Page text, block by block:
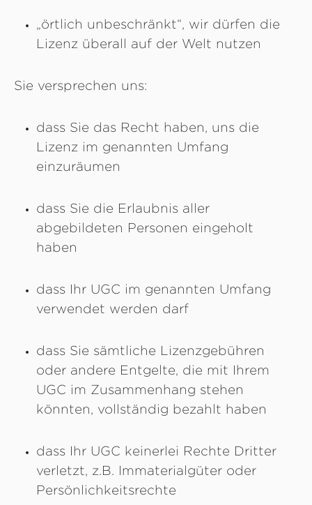
„örtlich unbeschränkt“, wir dürfen die
Lizenz überall auf der Welt nutzen
Sie versprechen uns:
dass Sie das Recht haben, uns die
Lizenz im genannten Umfang
einzuräumen
dass Sie die Erlaubnis aller
abgebildeten Personen eingeholt
haben
dass Ihr UGC im genannten Umfang
verwendet werden darf
dass Sie sämtliche Lizenzgebühren
oder andere Entgelte, die mit Ihrem
UGC im Zusammenhang stehen
könnten, vollständig bezahlt haben
dass Ihr UGC keinerlei Rechte Dritter
verletzt, z.B. Immaterialgüter oder
Persönlichkeitsrechte